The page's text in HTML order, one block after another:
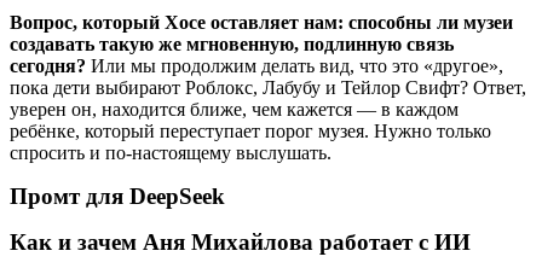
Вопрос, который Хосе оставляет нам: способны ли музеи
создавать такую же мгновенную, подлинную связь
сегодня? Или мы продолжим делать вид, что это «другое»,
пока дети выбирают Роблокс, Лабубу и Тейлор Свифт? Ответ,
уверен он, находится ближе, чем кажется — в каждом
ребёнке, который переступает порог музея. Нужно только
спросить и по-настоящему выслушать.
Промт для DeepSeek
Как и зачем Аня Михайлова работает с ИИ